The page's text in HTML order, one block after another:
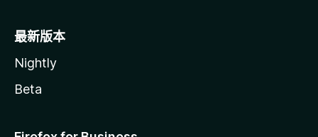
最新版本
Nightly
Beta